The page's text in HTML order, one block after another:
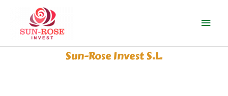
contenido
Sun-Rose Invest S.L.